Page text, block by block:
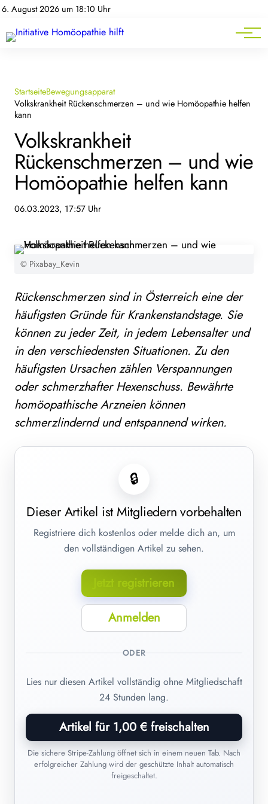
6. August 2026 um 18:10 Uhr
Homöopathie-News
Service
StartseiteBewegungsapparat
Volkskrankheit Rückenschmerzen – und wie Homöopathie helfen
kann
Volkskrankheit
Rückenschmerzen – und wie
Homöopathie helfen kann
06.03.2023, 17:57 Uhr
© Pixabay_Kevin
Rückenschmerzen sind in Österreich eine der
häufigsten Gründe für Krankenstandstage. Sie
können zu jeder Zeit, in jedem Lebensalter und
in den verschiedensten Situationen. Zu den
häufigsten Ursachen zählen Verspannungen
oder schmerzhafter Hexenschuss. Bewährte
homöopathische Arzneien können
schmerzlindernd und entspannend wirken.
🔒
Dieser Artikel ist Mitgliedern vorbehalten
Registriere dich kostenlos oder melde dich an, um
den vollständigen Artikel zu sehen.
Jetzt registrieren
Anmelden
ODER
Lies nur diesen Artikel vollständig ohne Mitgliedschaft
24 Stunden lang.
Artikel für 1,00 € freischalten
Die sichere Stripe-Zahlung öffnet sich in einem neuen Tab. Nach
erfolgreicher Zahlung wird der geschützte Inhalt automatisch
freigeschaltet.